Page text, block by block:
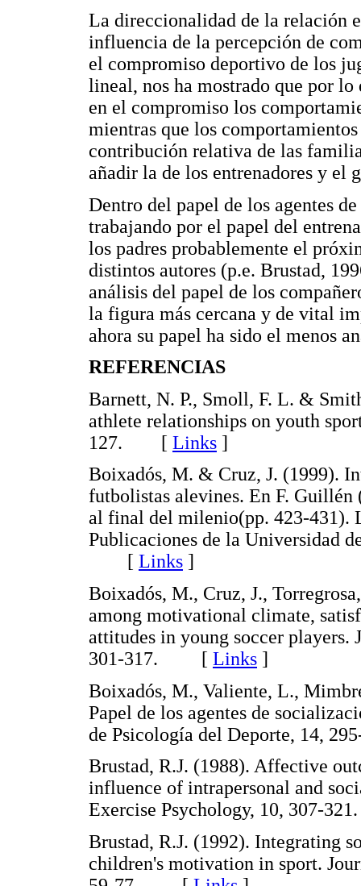
La direccionalidad de la relación
influencia de la percepción de
el compromiso deportivo de los
lineal, nos ha mostrado que por
en el compromiso los
mientras que los
contribución relativa de las
añadir la de los entrenadores y el
Dentro del papel de los agentes
trabajando por el papel del
los padres probablemente el
distintos autores (p.e. Brustad,
análisis del papel de los
la figura más cercana y de vital
ahora su papel ha sido el menos
REFERENCIAS
Barnett, N. P., Smoll, F. L. &
athlete relationships on youth
127. [ Links ]
Boixadós, M. & Cruz, J. (1999).
futbolistas alevines. En F. Guillén
al final del milenio(pp. 423-431).
Publicaciones de la Universidad
[ Links ]
Boixadós, M., Cruz, J.,
among motivational climate,
attitudes in young soccer players.
301-317. [ Links ]
Boixadós, M., Valiente, L.,
Papel de los agentes de
de Psicología del Deporte,
Brustad, R.J. (1988). Affective
influence of intrapersonal and
Exercise Psychology, 10,
Brustad, R.J. (1992). Integrating
children's motivation in sport.